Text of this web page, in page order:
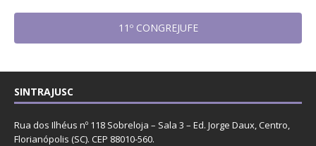
11º CONGREJUFE
SINTRAJUSC
Rua dos Ilhéus nº 118 Sobreloja – Sala 3 – Ed. Jorge Daux, Centro,
Florianópolis (SC). CEP 88010-560.